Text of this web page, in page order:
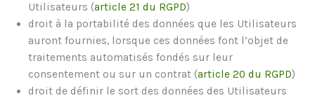
Utilisateurs (article 21 du RGPD)
droit à la portabilité des données que les Utilisateurs
auront fournies, lorsque ces données font l’objet de
traitements automatisés fondés sur leur
consentement ou sur un contrat (article 20 du RGPD)
droit de définir le sort des données des Utilisateurs